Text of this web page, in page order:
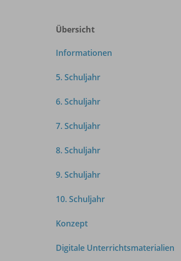
Übersicht
Informationen
5. Schuljahr
6. Schuljahr
7. Schuljahr
8. Schuljahr
9. Schuljahr
10. Schuljahr
Konzept
Digitale Unterrichtsmaterialien